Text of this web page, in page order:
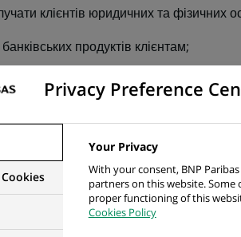
клієнтів юридичних та фізичних
продуктів клієнтам;
з закріпленим портфелем клієнтів;
та комерційні потреби клієнтів;
клієнтів на відділенні
Privacy Preference
Your Privacy
With your consent, BNP
partners on this website. Some
proper functioning of this
Cookies Policy